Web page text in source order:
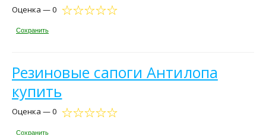
Оценка — 0
Сохранить
Резиновые сапоги Антилопа
купить
Оценка — 0
Сохранить